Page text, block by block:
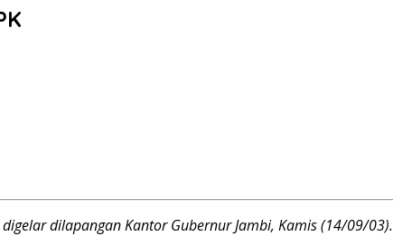
dilapangan Kantor Gubernur Jambi, Kamis (14/09/03).